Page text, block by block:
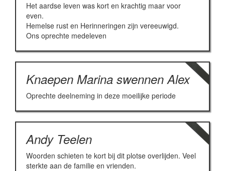
Het aardse leven was kort en krachtig maar voor
even.
Hemelse rust en Herinneringen zijn vereeuwigd.
Ons oprechte medeleven
Knaepen Marina swennen Alex
Oprechte deelneming in deze moeilijke periode
Andy Teelen
Woorden schieten te kort bij dit plotse overlijden. Veel
sterkte aan de familie en vrienden.